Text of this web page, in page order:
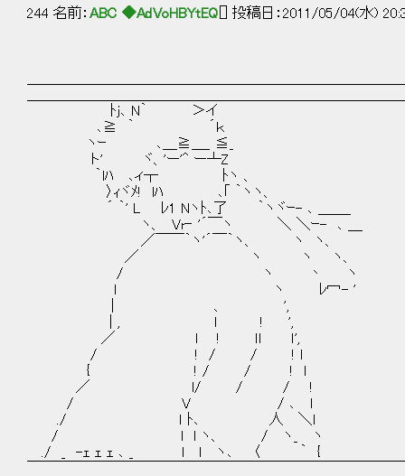
244 名前： ABC ◆AdVoHBYtEQ [] 投稿日：2011/05/04(水)
ﾄj､ N｀ ＞イ
､≧ ｀ ´ｋ
ヽｰ ､＿≧＿_ ≦_
ト' ヾ、'ー'^ ー┴Z
｀lﾊ ､ィ┬ ﾄヽ 、
〉ｨヾﾒ! lﾊ ､｢ ｀ヽヽ、 やる
´ ｀' L ﾚ1 Nヽﾄ､了 ｀ヽヾｰ- ､ ＿＿_
ヽ、 Vr‐ '´￣ヽ ＼ ＼ｰ- ､ ＿ 第２７話 「恐
／￣￣｀ヽ'´￣｀ヽ、 ヽ ヽ、
／ ヽ ヽ ヽ、
/ ヽ 丶 ヽ
l ヽ ﾚ冖- '
| 、 ',
| , l ! ',
／ l ! ｌl ｌ',
/ ! / / ! l
{ ! / / ! l
／ l/ / / !
/ V / ､ l
./ ｌ ﾄ､ 人 ＼l
/ l l ヽ、 / ヽ_ ヽ
./ _ -ｪ ｪ ｪ ､ _ l l ヽ､ 〈 ｀ {